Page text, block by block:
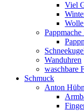
Viel
Pappmache
Wanduhren
waschbare
Schmuck
Anton